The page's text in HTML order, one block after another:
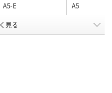
A5-E A5
2見る